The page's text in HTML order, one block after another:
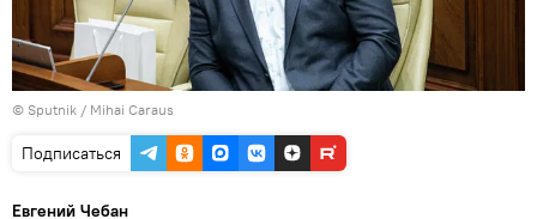
© Sputnik / Mihai Caraus
Подписаться
Евгений Чебан